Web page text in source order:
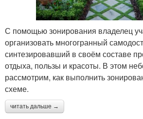
С помощью зонирования владелец
организовать многогранный
синтезировавший в своём составе
отдыха, пользы и красоты. В этом
рассмотрим, как выполнить
схеме.
читать дальше →